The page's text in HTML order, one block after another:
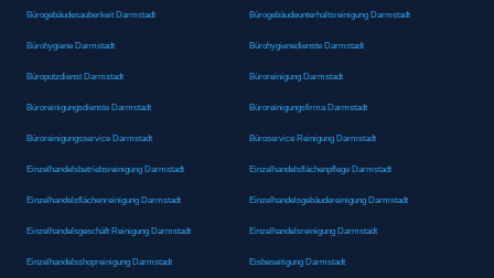
Bürogebäudesauberkeit Darmstadt Bürogebäudeunterhaltsreinigung Darmstadt
Bürohygiene Darmstadt Bürohygienedienste Darmstadt
Büroputzdienst Darmstadt Büroreinigung Darmstadt
Büroreinigungsdienste Darmstadt Büroreinigungsfirma Darmstadt
Büroreinigungsservice Darmstadt Büroservice Reinigung Darmstadt
Einzelhandelsbetriebsreinigung Darmstadt Einzelhandelsflächenpflege Darmstadt
Einzelhandelsflächenreinigung Darmstadt Einzelhandelsgebäudereinigung Darmstadt
Einzelhandelsgeschäft Reinigung Darmstadt Einzelhandelsreinigung Darmstadt
Einzelhandelsshopreinigung Darmstadt Eisbeseitigung Darmstadt